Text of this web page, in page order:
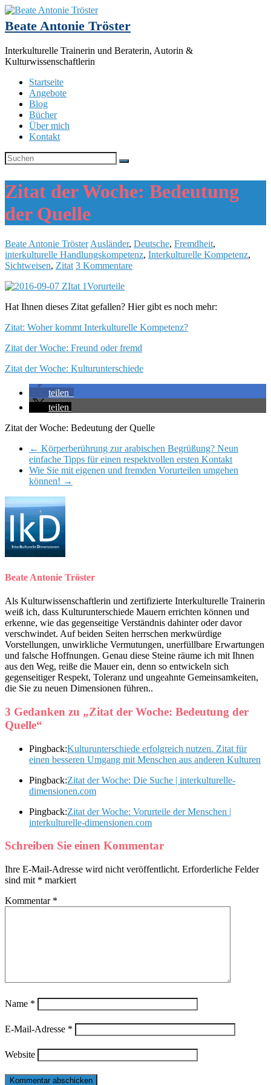
Beate Antonie Tröster
Interkulturelle Trainerin und Beraterin, Autorin &
Kulturwissenschaftlerin
Startseite
Angebote
Blog
Bücher
Über mich
Kontakt
Zitat der Woche: Bedeutung
der Quelle
Beate Antonie Tröster Ausländer, Deutsche, Fremdheit,
interkulturelle Handlungskompetenz, Interkulturelle Kompetenz,
Sichtweisen, Zitat 3 Kommentare
Hat Ihnen dieses Zitat gefallen? Hier gibt es noch mehr:
Zitat: Woher kommt Interkulturelle Kompetenz?
Zitat der Woche: Freund oder fremd
Zitat der Woche: Kulturunterschiede
teilen
teilen
Zitat der Woche: Bedeutung der Quelle
← Körperberührung zur arabischen Begrüßung? Neun
einfache Tipps für einen respektvollen ersten Kontakt
Wie Sie mit eigenen und fremden Vorurteilen umgehen
können! →
Beate Antonie Tröster
Als Kulturwissenschaftlerin und zertifizierte Interkulturelle Trainerin
weiß ich, dass Kulturunterschiede Mauern errichten können und
erkenne, wie das gegenseitige Verständnis dahinter oder davor
verschwindet. Auf beiden Seiten herrschen merkwürdige
Vorstellungen, unwirkliche Vermutungen, unerfüllbare Erwartungen
und falsche Hoffnungen. Genau diese Steine räume ich mit Ihnen
aus den Weg, reiße die Mauer ein, denn so entwickeln sich
gegenseitiger Respekt, Toleranz und ungeahnte Gemeinsamkeiten,
die Sie zu neuen Dimensionen führen..
3 Gedanken zu „Zitat der Woche: Bedeutung der
Quelle“
Pingback:Kulturunterschiede erfolgreich nutzen. Zitat für
einen besseren Umgang mit Menschen aus anderen Kulturen
Pingback:Zitat der Woche: Die Suche | interkulturelle-
dimensionen.com
Pingback:Zitat der Woche: Vorurteile der Menschen |
interkulturelle-dimensionen.com
Schreiben Sie einen Kommentar
Ihre E-Mail-Adresse wird nicht veröffentlicht. Erforderliche Felder
sind mit * markiert
Kommentar *
Name *
E-Mail-Adresse *
Website